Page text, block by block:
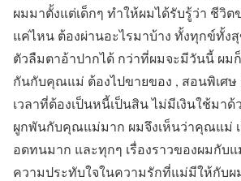
ผมมาตั้งแต่เด็กๆ ทำให้ผมได้รับรู้ว่า ชีวิ
แค่ไหน ต้องผ่านอะไรมาบ้าง ทั้งทุกข์ทั้ง
ตัวลืมตาอ้าปากได้ กว่าที่ผมจะมีวันนี้ ผม
กันกับคุณแม่ ต้องไปขายของ , สอนพิเศษ
เวลาที่ต้องเป็นหนี้เป็นสิน ไม่มีเงินใช้มา
ผูกพันกับคุณแม่มาก ผมจึงเห็นว่าคุณแม่
อดทนมาก และทุกๆ เรื่องราวของผมกับ
ความประทับใจในความรักที่แม่มีให้กับผ